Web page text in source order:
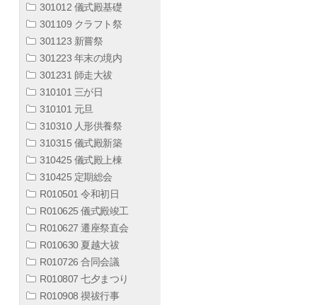
301012 儀式殿基礎
301109 クラフト祭
301123 新嘗祭
301223 年末の境内
301231 師走大祓
310101 三が日
310101 元旦
310310 人形供養祭
310315 儀式殿新築
310425 儀式殿上棟
310425 定期総会
R010501 令和初日
R010625 儀式殿竣工
R010627 遷座祭直会
R010630 夏越大祓
R010726 合同会議
R010807 七夕まつり
R010908 禊祓行事